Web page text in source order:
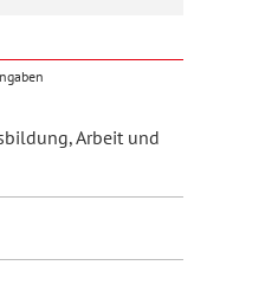
Arbeit und